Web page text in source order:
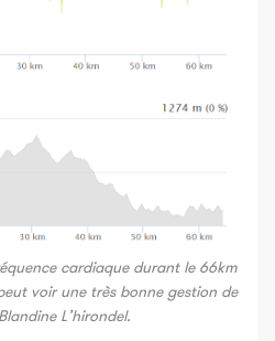
cardiaque durant le 66km
voir une très bonne gestion de
L’hirondel.